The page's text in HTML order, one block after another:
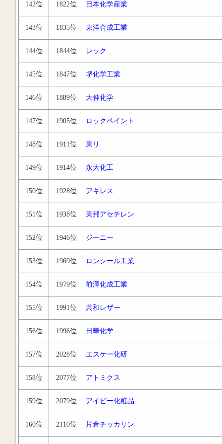
142位 1822位 日本化学産業
143位 1835位 東洋合成工業
144位 1844位 レック
145位 1847位 堺化学工業
146位 1889位 大伸化学
147位 1905位 ロックペイント
148位 1911位 東リ
149位 1914位 永大化工
150位 1928位 アキレス
151位 1938位 東邦アセチレン
152位 1946位 ジーニー
153位 1969位 ロンシール工業
154位 1979位 前澤化成工業
155位 1991位 共和レザー
156位 1996位 日華化学
157位 2028位 エスケー化研
158位 2077位 アトミクス
159位 2079位 アイビー化粧品
160位 2110位 片倉チッカリン